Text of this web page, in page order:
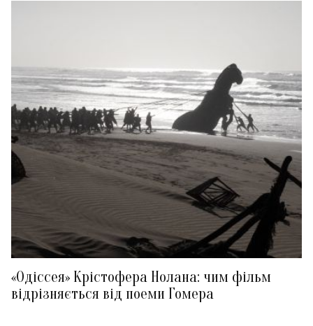
«Одіссея» Крістофера Нолана: чим фільм
відрізняється від поеми Гомера